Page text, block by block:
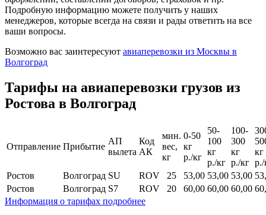
Подробную информацию можете получить у наших
менеджеров, которые всегда на связи и рады ответить на все
ваши вопросы.
Возможно вас заинтересуют авиаперевозки из Москвы в
Волгоград
Тарифы на авиаперевозки грузов из
Ростова в Волгоград
Отправление Прибытие
АП
вылета
Код
АК
мин.
вес,
кг
0-50
кг
р./кг
50-
100
кг
р./кг
100-
300
кг
р./кг
кг
р./
Ростов
Волгоград SU ROV 25 53,00 53,00 53,00
Ростов
Волгоград S7 ROV 20 60,00 60,00 60,00
Информация о тарифах подробнее